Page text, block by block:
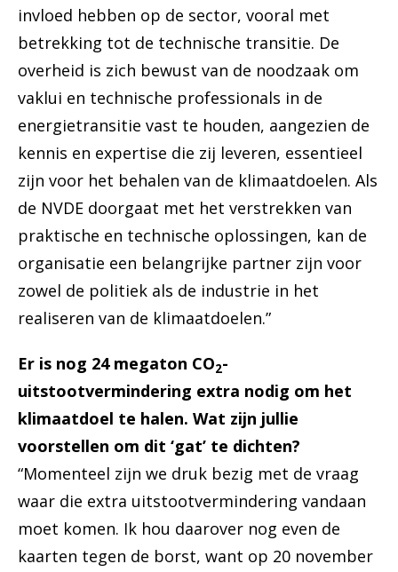
invloed hebben op de sector, vooral met
betrekking tot de technische transitie. De
overheid is zich bewust van de noodzaak om
vaklui en technische professionals in de
energietransitie vast te houden, aangezien de
kennis en expertise die zij leveren, essentieel
zijn voor het behalen van de klimaatdoelen. Als
de NVDE doorgaat met het verstrekken van
praktische en technische oplossingen, kan de
organisatie een belangrijke partner zijn voor
zowel de politiek als de industrie in het
realiseren van de klimaatdoelen.”
Er is nog 24 megaton CO2-
uitstootvermindering extra nodig om het
klimaatdoel te halen. Wat zijn jullie
voorstellen om dit ‘gat’ te dichten?
“Momenteel zijn we druk bezig met de vraag
waar die extra uitstootvermindering vandaan
moet komen. Ik hou daarover nog even de
kaarten tegen de borst, want op 20 november